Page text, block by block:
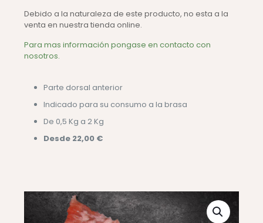
Debido a la naturaleza de este producto, no esta a la
venta en nuestra tienda online.
Para mas información pongase en contacto con
nosotros.
Parte dorsal anterior
Indicado para su consumo a la brasa
De 0,5 Kg a 2 Kg
Desde 22,00 €